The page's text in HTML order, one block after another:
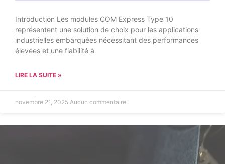
Introduction Les modules COM Express Type 10
représentent une solution de choix pour les applications
industrielles embarquées nécessitant des performances
élevées et une fiabilité à
LIRE LA SUITE »
novembre 21, 2025 Aucun commentaire